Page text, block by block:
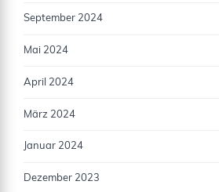
September 2024
Mai 2024
April 2024
März 2024
Januar 2024
Dezember 2023